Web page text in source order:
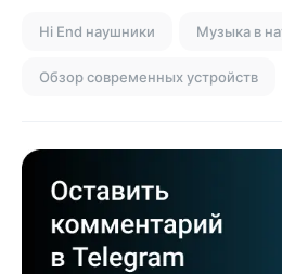
Hi End наушники Музыка в
Обзор современных устройств